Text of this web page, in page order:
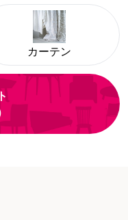
カーテン